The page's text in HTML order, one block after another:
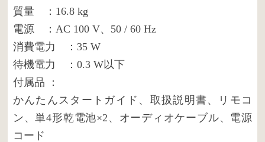
質量 ：16.8 kg
電源 ：AC 100 V、50 / 60 Hz
消費電力 ：35 W
待機電力 ：0.3 W以下
付属品 ：
かんたんスタートガイド、取扱説明書、リモコ
ン、単4形乾電池×2、オーディオケーブル、電源
コード